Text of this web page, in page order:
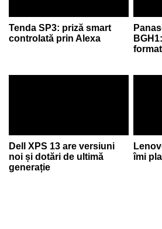
Tenda SP3: priză smart
controlată prin Alexa
Dell XPS 13 are versiuni
noi și dotări de ultimă
generație
îmi